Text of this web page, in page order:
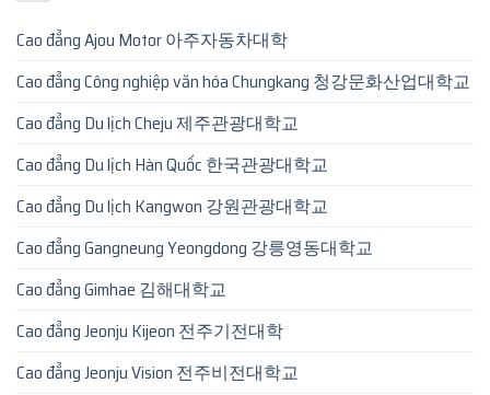
Cao đẳng Ajou Motor 아주자동차대학
Cao đẳng Công nghiệp văn hóa Chungkang 청강문화산업대학교
Cao đẳng Du lịch Cheju 제주관광대학교
Cao đẳng Du lịch Hàn Quốc 한국관광대학교
Cao đẳng Du lịch Kangwon 강원관광대학교
Cao đẳng Gangneung Yeongdong 강릉영동대학교
Cao đẳng Gimhae 김해대학교
Cao đẳng Jeonju Kijeon 전주기전대학
Cao đẳng Jeonju Vision 전주비전대학교